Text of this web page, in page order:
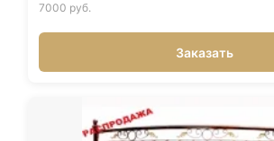
7000 руб.
Заказать